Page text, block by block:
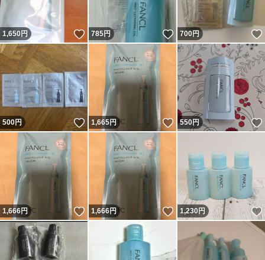
1,650円 いいね！
785円 いいね！
700円
500円 いいね！
1,665円 いいね！
550円
1,666円 いいね！
1,666円 いいね！
1,230円